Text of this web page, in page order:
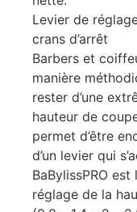
Levier de
crans d’arrêt
Barbers et
manière
rester d’une
hauteur de
permet d’être
d’un levier qui
BaBylissPRO
réglage de la